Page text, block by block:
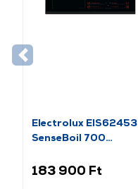
Electrolux EIS62453
SenseBoil 700
főzőlap
183 900 Ft